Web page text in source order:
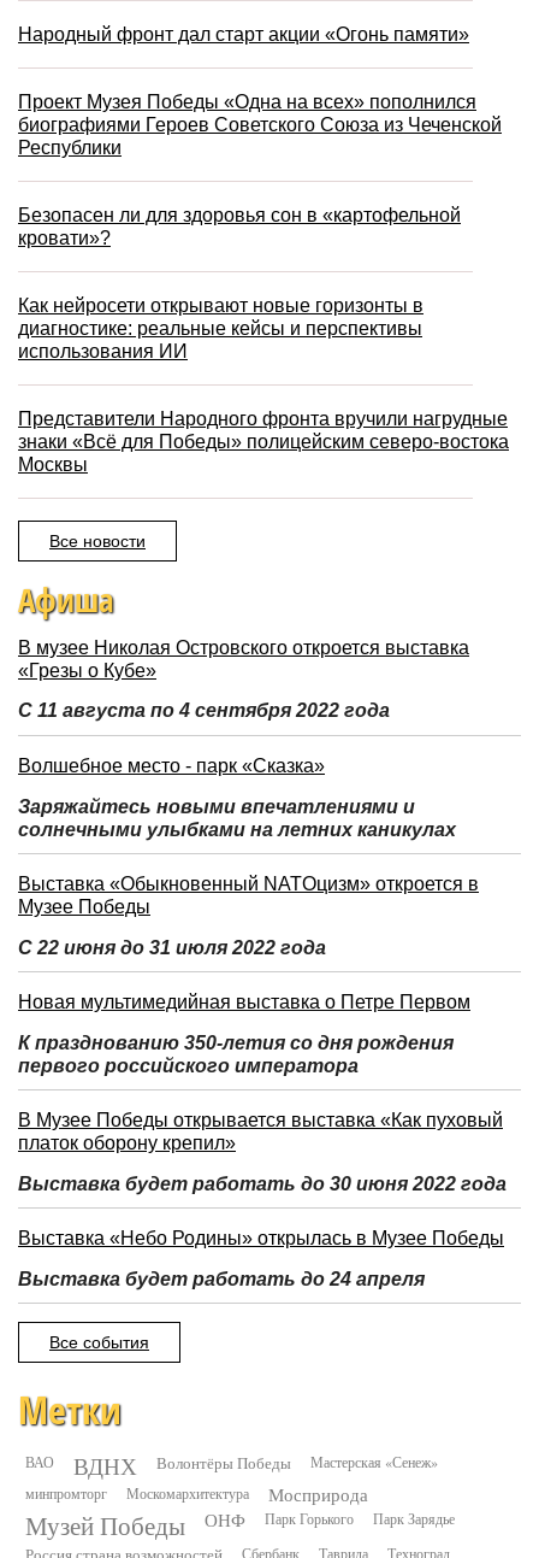
Народный фронт дал старт акции «Огонь памяти»
Проект Музея Победы «Одна на всех» пополнился
биографиями Героев Советского Союза из Чеченской
Республики
Безопасен ли для здоровья сон в «картофельной
кровати»?
Как нейросети открывают новые горизонты в
диагностике: реальные кейсы и перспективы
использования ИИ
Представители Народного фронта вручили нагрудные
знаки «Всё для Победы» полицейским северо-востока
Москвы
Все новости
Афиша
В музее Николая Островского откроется выставка
«Грезы о Кубе»
С 11 августа по 4 сентября 2022 года
Волшебное место - парк «Сказка»
Заряжайтесь новыми впечатлениями и
солнечными улыбками на летних каникулах
Выставка «Обыкновенный NATOцизм» откроется в
Музее Победы
С 22 июня до 31 июля 2022 года
Новая мультимедийная выставка о Петре Первом
К празднованию 350-летия со дня рождения
первого российского императора
В Музее Победы открывается выставка «Как пуховый
платок оборону крепил»
Выставка будет работать до 30 июня 2022 года
Выставка «Небо Родины» открылась в Музее Победы
Выставка будет работать до 24 апреля
Все события
Метки
ВАО ВДНХ Волонтёры Победы
Мастерская «Сенеж»
минпромторг
Москомархитектура Мосприрода
Музей Победы ОНФ Парк Горького Парк Зарядье
Сбербанк Таврида Техноград